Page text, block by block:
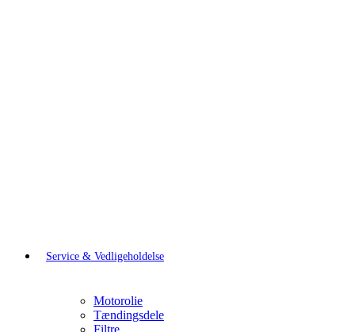
Service & Vedligeholdelse
Motorolie
Tændingsdele
Filtre